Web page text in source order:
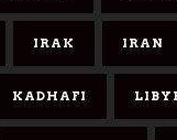
IRAK IRAN
KADHAFI